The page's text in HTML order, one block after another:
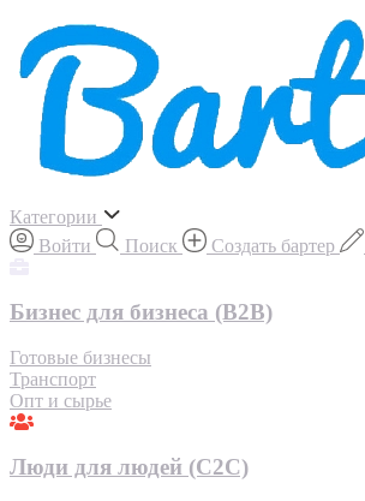
Категории
Войти
Поиск Создать бартер
Бизнес для бизнеса (B2B)
Готовые бизнесы
Транспорт
Опт и сырье
Люди для людей (С2С)